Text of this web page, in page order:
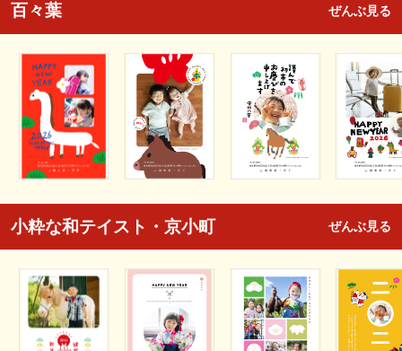
百々葉 ぜんぶ見る
小粋な和テイスト・京小町 ぜんぶ見る